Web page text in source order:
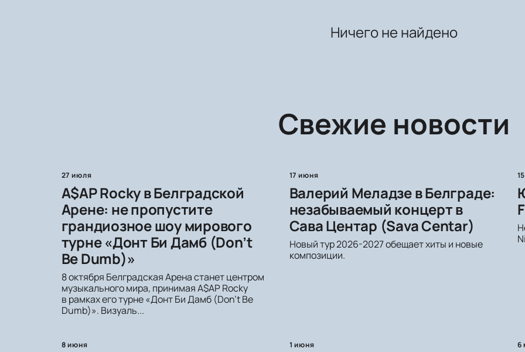
Ничего не найдено
Свежие новости
27 июля
A$AP Rocky в Белградской
Арене: не пропустите
грандиозное шоу мирового
турне «Донт Би Дамб (Don’t
Be Dumb)»
8 октября Белградская Арена станет центром
музыкального мира, принимая A$AP Rocky
в рамках его турне «Донт Би Дамб (Don’t Be
Dumb)». Визуаль...
17 июня
Валерий Меладзе в Белграде:
незабываемый концерт в
Сава Центар (Sava Centar)
Новый тур 2026-2027 обещает хиты и новые
композиции.
8 июня 1 июня 6